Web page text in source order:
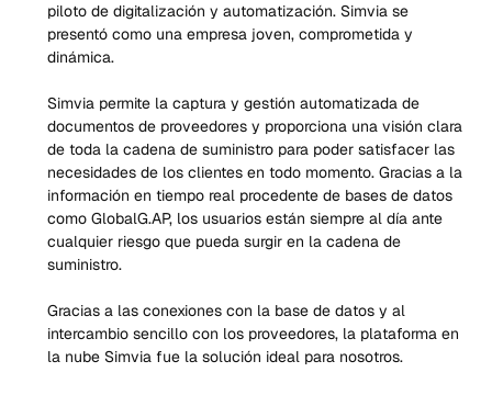
piloto de digitalización y automatización. Simvia se
presentó como una empresa joven, comprometida y
dinámica.
Simvia permite la captura y gestión automatizada de
documentos de proveedores y proporciona una visión clara
de toda la cadena de suministro para poder satisfacer las
necesidades de los clientes en todo momento. Gracias a la
información en tiempo real procedente de bases de datos
como GlobalG.AP, los usuarios están siempre al día ante
cualquier riesgo que pueda surgir en la cadena de
suministro.
Gracias a las conexiones con la base de datos y al
intercambio sencillo con los proveedores, la plataforma en
la nube Simvia fue la solución ideal para nosotros.